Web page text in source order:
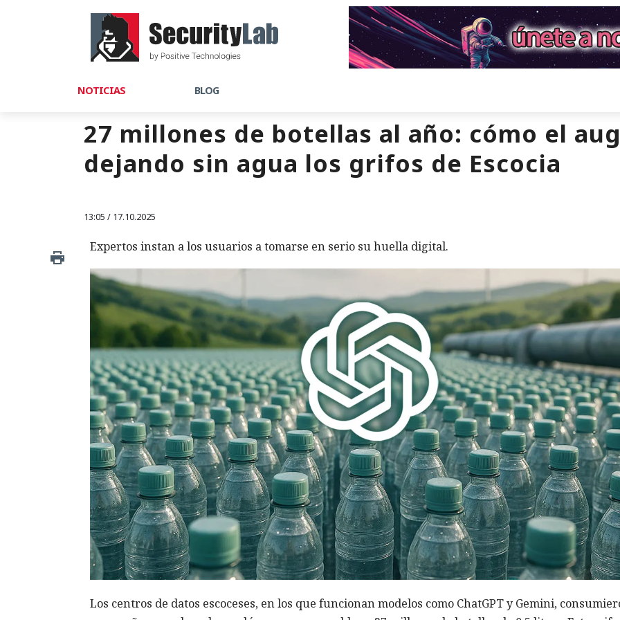
NOTICIAS BLOG
27 millones de botellas al año: cómo el
dejando sin agua los grifos de Escocia
13:05 / 17.10.2025
Expertos instan a los usuarios a tomarse en serio su huella digital.
Los centros de datos escoceses, en los que funcionan modelos como ChatGPT y Gemini,